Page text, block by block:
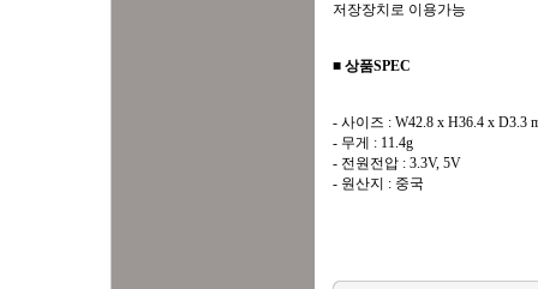
저장장치로 이용가능
■ 상품SPEC
- 사이즈 : W42.8 x H36.4 x D3.3
- 무게 : 11.4g
- 전원전압 : 3.3V, 5V
- 원산지 : 중국